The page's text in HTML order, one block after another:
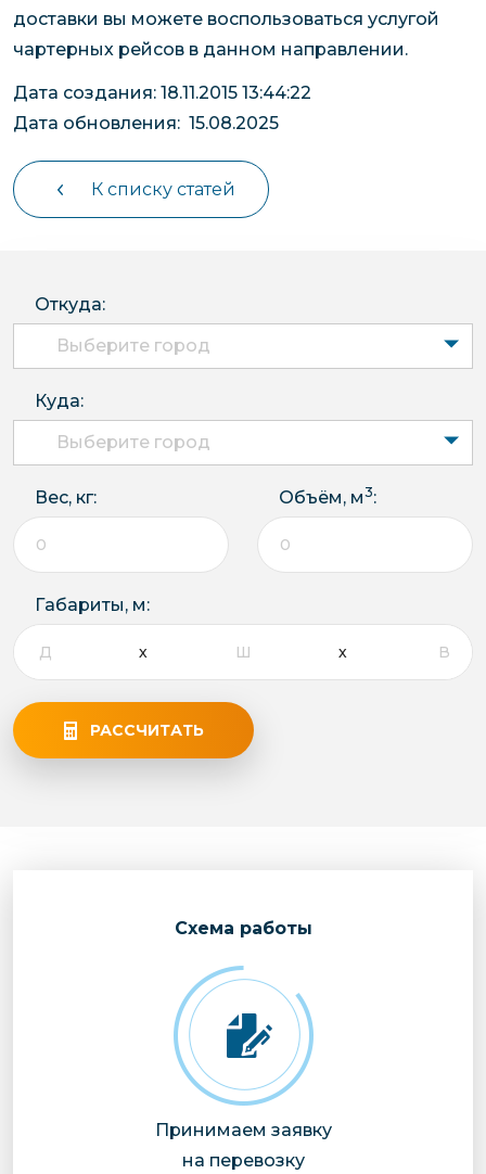
доставки вы можете воспользоваться услугой
чартерных рейсов в данном направлении.
Дата создания: 18.11.2015 13:44:22
Дата обновления: 15.08.2025
К списку статей
Откуда:
Выберите город
Куда:
Выберите город
Вес, кг: Объём, м3:
Габариты, м:
РАССЧИТАТЬ
Cхема работы
Принимаем заявку
на перевозку